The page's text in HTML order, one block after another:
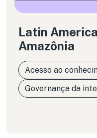
Latin
Amazônia
Acesso ao
Governança da